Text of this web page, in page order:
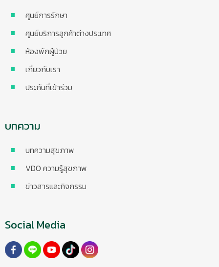
ศูนย์การรักษา
ศูนย์บริการลูกค้าต่างประเทศ
ห้องพักผู้ป่วย
เกี่ยวกับเรา
ประกันที่เข้าร่วม
บทความ
บทความสุขภาพ
VDO ความรู้สุขภาพ
ข่าวสารและกิจกรรม
Social Media